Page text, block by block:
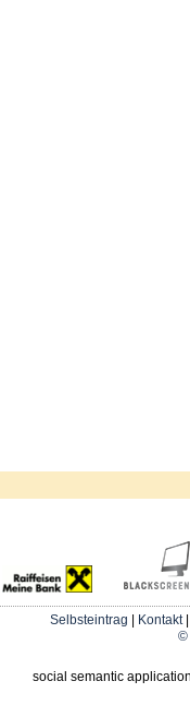
Selbsteintrag Kontakt
©
social semantic